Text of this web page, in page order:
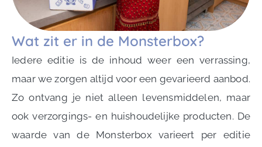
Wat zit er in de Monsterbox?
Iedere editie is de inhoud weer een verrassing,
maar we zorgen altijd voor een gevarieerd aanbod.
Zo ontvang je niet alleen levensmiddelen, maar
ook verzorgings- en huishoudelijke producten. De
waarde van de Monsterbox varieert per editie